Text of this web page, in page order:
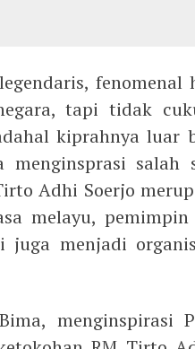
tapi tidak
kiprahnya luar
menginsprasi salah
Adhi Soerjo
melayu,
menjadi
menginspirasi